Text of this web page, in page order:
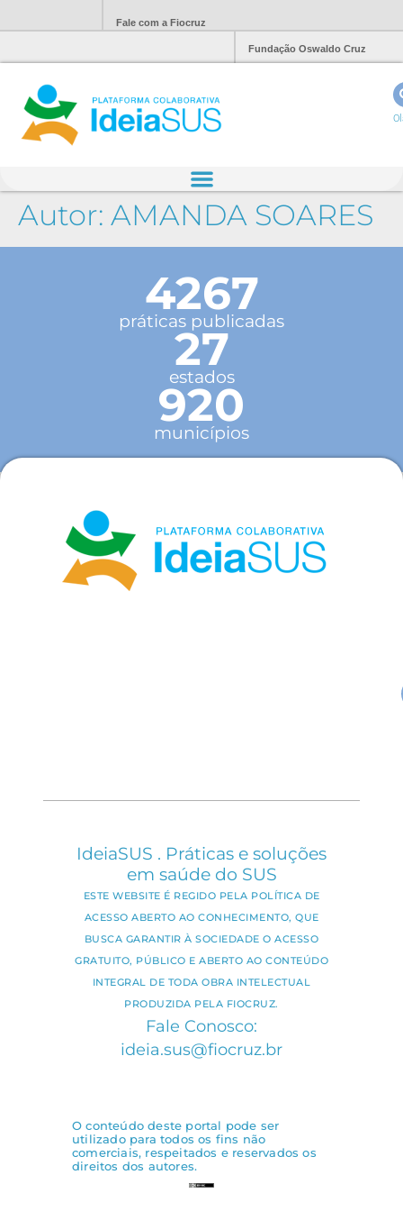
Fale com a Fiocruz
Fundação Oswaldo Cruz
Autor: AMANDA SOARES
4267
práticas publicadas
27
estados
920
municípios
IdeiaSUS . Práticas e soluções
em saúde do SUS
ESTE WEBSITE É REGIDO PELA POLÍTICA DE
ACESSO ABERTO AO CONHECIMENTO, QUE
BUSCA GARANTIR À SOCIEDADE O ACESSO
GRATUITO, PÚBLICO E ABERTO AO CONTEÚDO
INTEGRAL DE TODA OBRA INTELECTUAL
PRODUZIDA PELA FIOCRUZ.
Fale Conosco:
ideia.sus@fiocruz.br
O conteúdo deste portal pode ser
utilizado para todos os fins não
comerciais, respeitados e reservados os
direitos dos autores.